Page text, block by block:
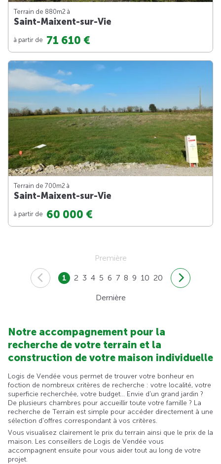
Terrain de 880m2 à
Saint-Maixent-sur-Vie
à partir de 71 610 €
Terrain de 700m2 à
Saint-Maixent-sur-Vie
à partir de 60 000 €
Première
1 2 3 4 5 6 7 8 9 10 20
Dernière
Notre accompagnement pour la
recherche de votre terrain et la
construction de votre maison individuelle
Logis de Vendée vous permet de trouver votre bonheur en
foction de nombreux critères de recherche : votre localité, votre
superficie recherchée, votre budget... Envie d'un grand jardin ?
De plusieurs chambres pour accueillir toute votre famille ? La
recherche de Terrain est simple pour accéder directement à une
sélection d'offres correspondant à vos critères.
Vous visualisez clairement le prix du terrain ainsi que le prix de la
maison. Les conseillers de Logis de Vendée vous
accompagnent ensuite pour vous aider tout au long de votre
projet.